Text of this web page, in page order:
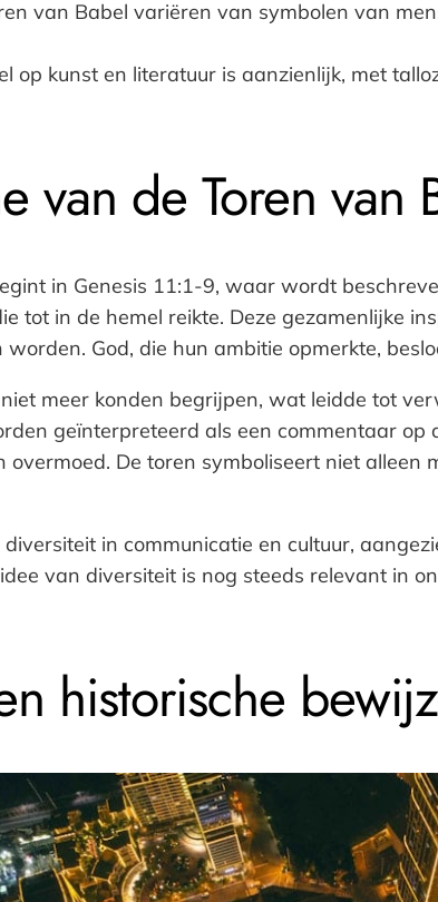
van Babel variëren van symbolen van
op kunst en literatuur is aanzienlijk, met
van de Toren van
in Genesis 11:1-9, waar wordt
tot in de hemel reikte. Deze gezamenlijke
God, die hun ambitie opmerkte,
meer konden begrijpen, wat leidde tot
geïnterpreteerd als een commentaar
De toren symboliseert niet alleen
in communicatie en cultuur,
van diversiteit is nog steeds relevant in
historische